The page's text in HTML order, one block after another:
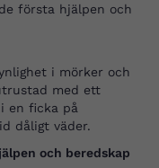
första hjälpen och
i mörker och
med ett
en ficka på
dåligt väder.
och beredskap